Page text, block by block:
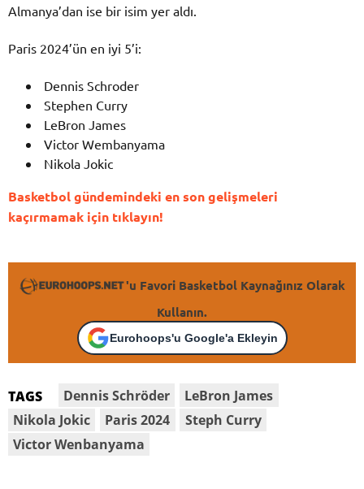
Almanya’dan ise bir isim yer aldı.
Paris 2024’ün en iyi 5’i:
Dennis Schroder
Stephen Curry
LeBron James
Victor Wembanyama
Nikola Jokic
Basketbol gündemindeki en son gelişmeleri
kaçırmamak için tıklayın!
'u Favori Basketbol Kaynağınız Olarak
Kullanın.
Eurohoops'u Google'a Ekleyin
TAGS Dennis Schröder
LeBron James
Nikola Jokic
Paris 2024
Steph Curry
Victor Wenbanyama